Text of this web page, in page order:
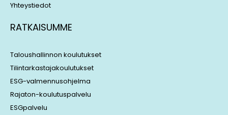
Yhteystiedot
RATKAISUMME
Taloushallinnon koulutukset
Tilintarkastajakoulutukset
ESG-valmennusohjelma
Rajaton-koulutuspalvelu
ESGpalvelu